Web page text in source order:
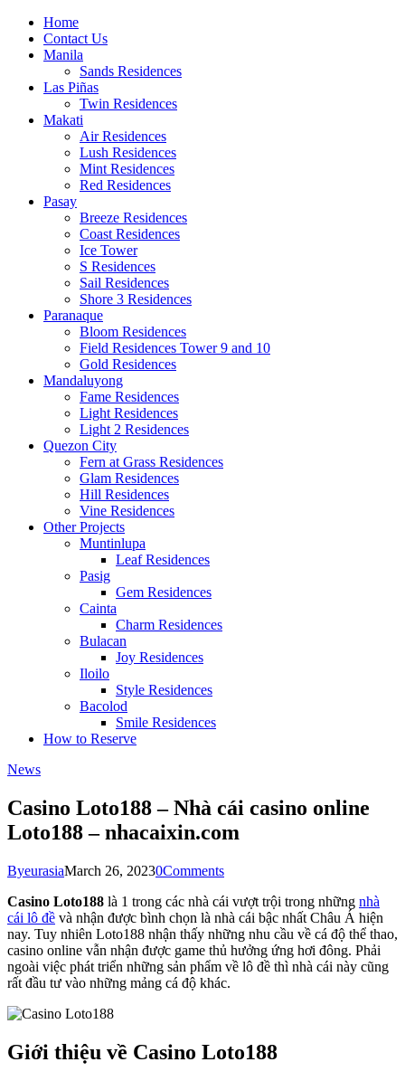
Home
Contact Us
Manila
Sands Residences
Las Piñas
Twin Residences
Makati
Air Residences
Lush Residences
Mint Residences
Red Residences
Pasay
Breeze Residences
Coast Residences
Ice Tower
S Residences
Sail Residences
Shore 3 Residences
Paranaque
Bloom Residences
Field Residences Tower 9 and 10
Gold Residences
Mandaluyong
Fame Residences
Light Residences
Light 2 Residences
Quezon City
Fern at Grass Residences
Glam Residences
Hill Residences
Vine Residences
Other Projects
Muntinlupa
Leaf Residences
Pasig
Gem Residences
Cainta
Charm Residences
Bulacan
Joy Residences
Iloilo
Style Residences
Bacolod
Smile Residences
How to Reserve
News
Casino Loto188 – Nhà cái casino online
Loto188 – nhacaixin.com
ByeurasiaMarch 26, 20230Comments
Casino Loto188 là 1 trong các nhà cái vượt trội trong những nhà
cái lô đề và nhận được bình chọn là nhà cái bậc nhất Châu Á hiện
nay. Tuy nhiên Loto188 nhận thấy những nhu cầu về cá độ thể thao,
casino online vẫn nhận được game thủ hưởng ứng hơi đông. Phải
ngoài việc phát triển những sản phẩm về lô đề thì nhà cái này cũng
rất đầu tư vào những mảng cá độ khác.
Giới thiệu về Casino Loto188